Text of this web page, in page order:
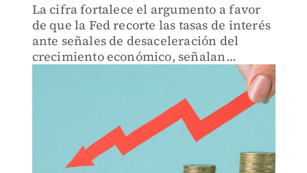
La cifra fortalece el argumento a favor
de que la Fed recorte las tasas de interés
ante señales de desaceleración del
crecimiento económico, señalan
analistas; Wall Street cierra al alza: